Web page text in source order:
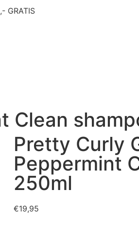
GRATIS
Clean
Pretty Curly
Peppermint
250ml
€19,95